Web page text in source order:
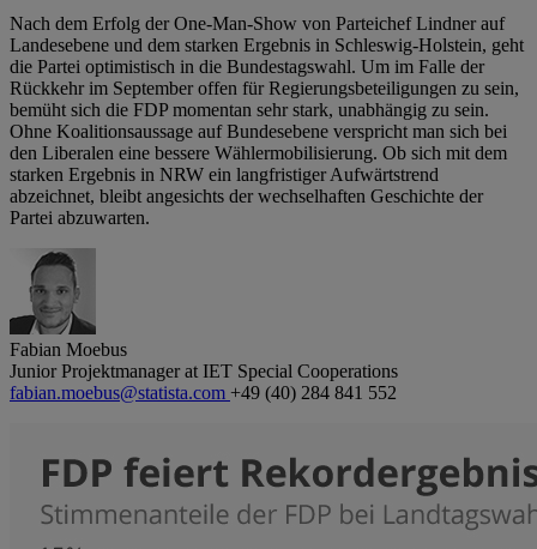
Nach dem Erfolg der One-Man-Show von Parteichef Lindner auf
Landesebene und dem starken Ergebnis in Schleswig-Holstein, geht
die Partei optimistisch in die Bundestagswahl. Um im Falle der
Rückkehr im September offen für Regierungsbeteiligungen zu sein,
bemüht sich die FDP momentan sehr stark, unabhängig zu sein.
Ohne Koalitionsaussage auf Bundesebene verspricht man sich bei
den Liberalen eine bessere Wählermobilisierung. Ob sich mit dem
starken Ergebnis in NRW ein langfristiger Aufwärtstrend
abzeichnet, bleibt angesichts der wechselhaften Geschichte der
Partei abzuwarten.
Fabian Moebus
Junior Projektmanager at IET Special Cooperations
fabian.moebus@statista.com +49 (40) 284 841 552